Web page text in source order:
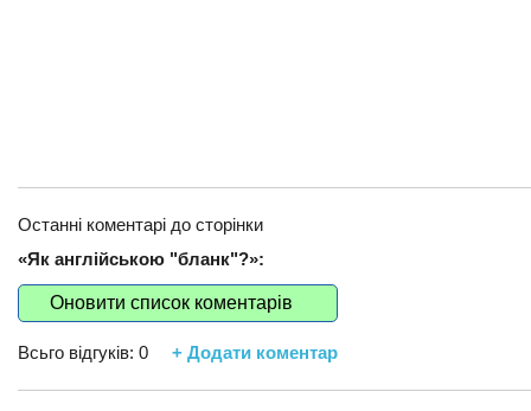
Останні коментарі до сторінки
«Як англійською "бланк"?»:
Оновити список коментарів
Всьго відгуків: 0 + Додати коментар